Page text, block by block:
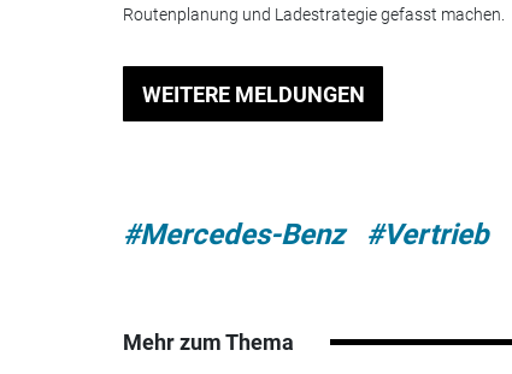
Routenplanung und Ladestrategie gefasst machen.
WEITERE MELDUNGEN
#Mercedes-Benz #Vertrieb
Mehr zum Thema